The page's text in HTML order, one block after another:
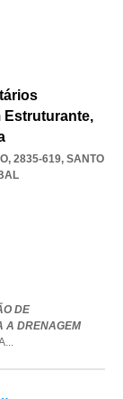
Estruturante,
2835-619, SANTO
DE
A DRENAGEM
...